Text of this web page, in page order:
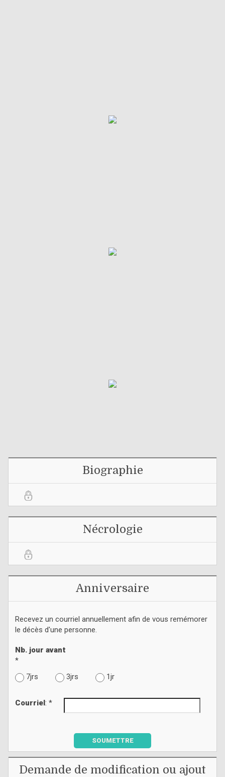
Biographie
Nécrologie
Anniversaire
Recevez un courriel annuellement afin de vous remémorer
le décès d'une personne.
Nb. jour avant
*
7jrs
3jrs 1jr
Courriel: *
SOUMETTRE
Demande de modification ou ajout